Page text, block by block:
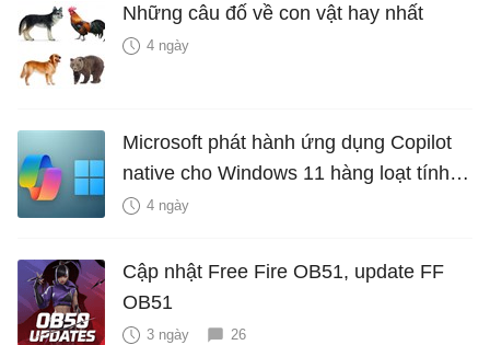
Những câu đố về con vật hay nhất
4 ngày
Microsoft phát hành ứng dụng Copilot
native cho Windows 11 hàng loạt tính
năng mới Hữu Ích
4 ngày
Cập nhật Free Fire OB51, update FF
OB51
3 ngày 26